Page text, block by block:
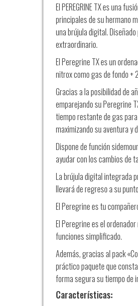
El PEREGRINE TX es una
principales de su hermano
una brújula digital.
extraordinario.
El Peregrine TX es un
nitrox como gas de fondo +
Gracias a la posibilidad de
emparejando su Peregrine
tiempo restante de gas
maximizando su aventura y
Dispone de función
ayudar con los cambios de
La brújula digital integrada
llevará de regreso a su
El Peregrine es tu
El Peregrine es el
funciones simplificado.
Además, gracias al pack «
práctico paquete que
forma segura su tiempo de
Características: